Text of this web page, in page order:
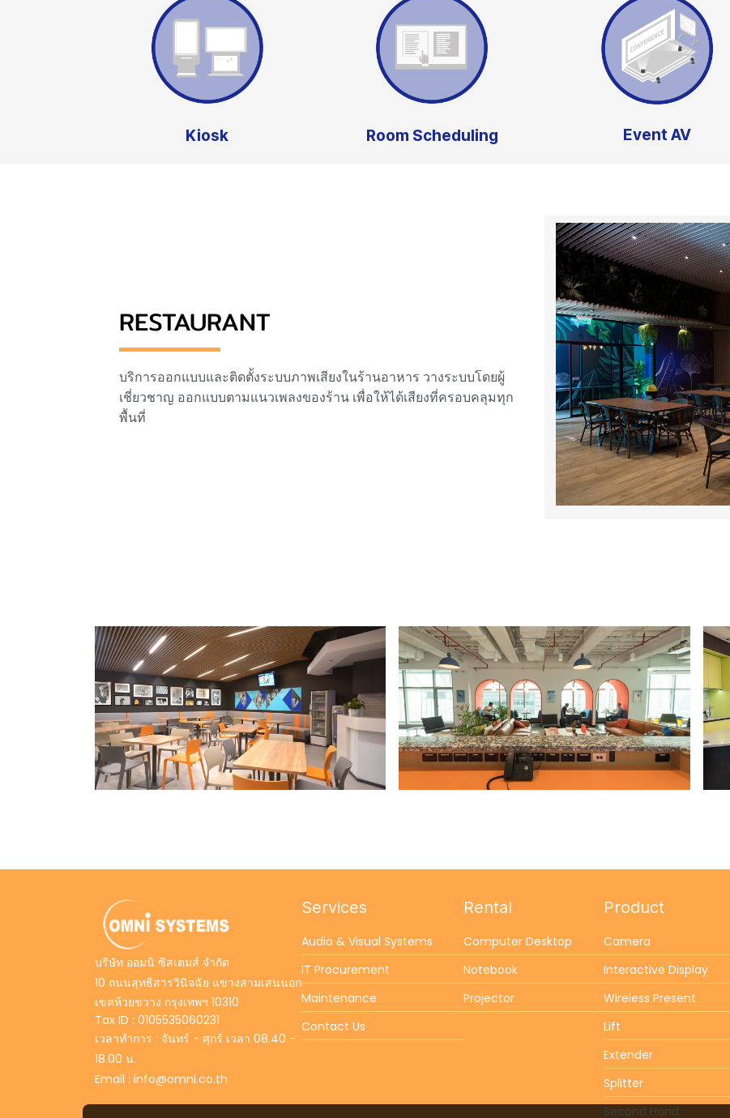
Kiosk Room Scheduling Event AV
RESTAURANT
บริการออกแบบและติดตั้งระบบภาพเสียงในร้านอาหาร วางระบบโดยผู้
เชี่ยวชาญ ออกแบบตามแนวเพลงของร้าน เพื่อให้ได้เสียงที่ครอบคลุมทุก
พื้นที่
บริษัท ออมนิ ซิสเตมส์ จำกัด
10 ถนนสุทธิสารวินิจฉัย แขวงสามเสนนอก
เขตห้วยขวาง กรุงเทพฯ 10310
Tax ID : 0105535060231
เวลาทำการ : จันทร์ - ศุกร์ เวลา 08.40 -
18.00 น.
Email : info@omni.co.th
Services
Audio & Visual Systems
IT Procurement
Maintenance
Contact Us
Rental
Computer Desktop
Notebook
Projector
Product
Camera
Interactive Display
Wireless Present
Lift
Extender
Splitter
Second Hand